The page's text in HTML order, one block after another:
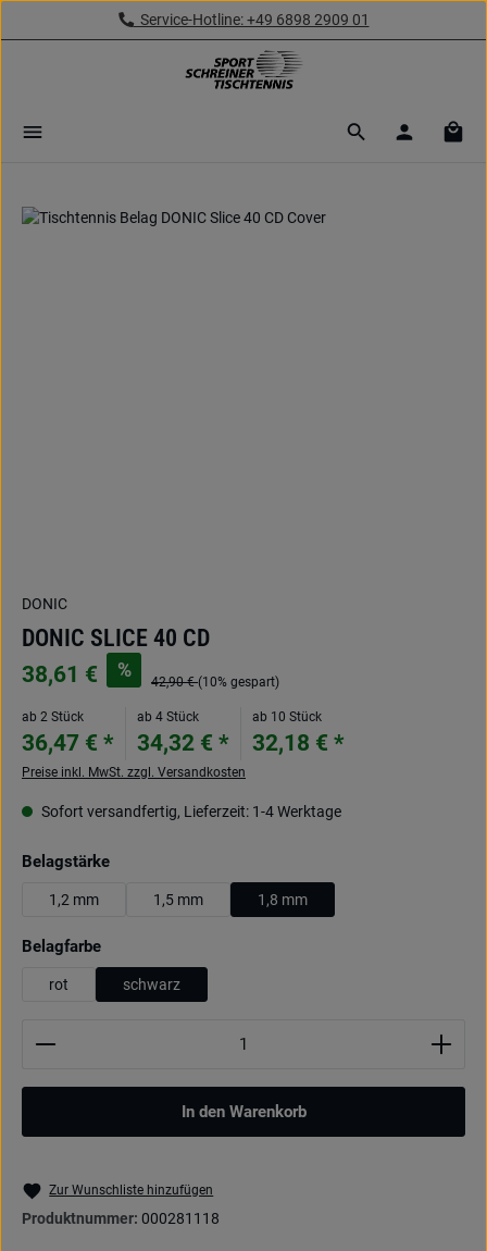
Zum Hauptinhalt springenService-Hotline: +49 6898 2909 01
Bildergalerie überspringen
DONIC
DONIC SLICE 40 CD
38,61 € %
42,90 €(10% gespart)
ab 2 Stück
36,47 € *
ab 4 Stück
34,32 € *
ab 10 Stück
32,18 € *
Preise inkl. MwSt. zzgl. Versandkosten
Sofort versandfertig, Lieferzeit: 1-4 Werktage
Belagstärkeauswählen
1,2 mm 1,5 mm 1,8 mm
Belagfarbeauswählen
rot schwarz
Produkt Anzahl: Gib den gewünschten Wert ein
In den Warenkorb
Zur Wunschliste hinzufügen
Produktnummer: 000281118